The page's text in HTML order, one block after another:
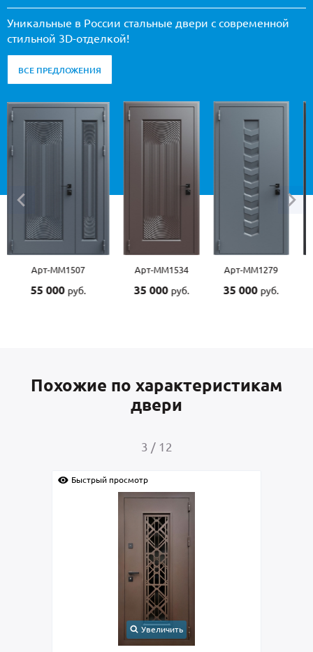
Уникальные в России стальные двери с современной
стильной 3D-отделкой!
ВСЕ ПРЕДЛОЖЕНИЯ
Арт-ММ1534
35 000руб.
Арт-ММ1279
35 000руб.
Арт-ММ1570
45 000руб.
Похожие по характеристикам
двери
4 / 12
Быстрый просмотр
Увеличить